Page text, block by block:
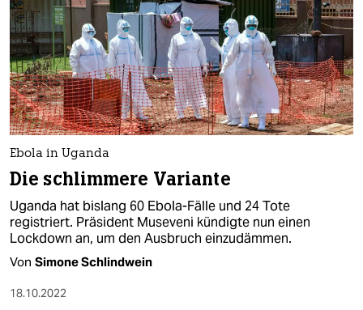
Ebola in Uganda
Die schlimmere Variante
Uganda hat bislang 60 Ebola-Fälle und 24 Tote
registriert. Präsident Museveni kündigte nun einen
Lockdown an, um den Ausbruch einzudämmen.
Von Simone Schlindwein
18.10.2022